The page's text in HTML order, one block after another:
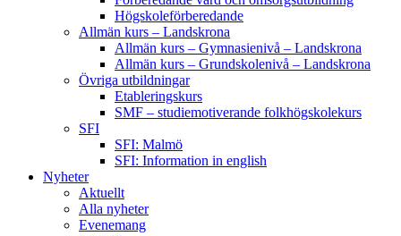
Högskoleförberedande
Allmän kurs – Landskrona
Allmän kurs – Gymnasienivå – Landskrona
Allmän kurs – Grundskolenivå – Landskrona
Övriga utbildningar
Etableringskurs
SMF – studiemotiverande folkhögskolekurs
SFI
SFI: Malmö
SFI: Information in english
Nyheter
Aktuellt
Alla nyheter
Evenemang